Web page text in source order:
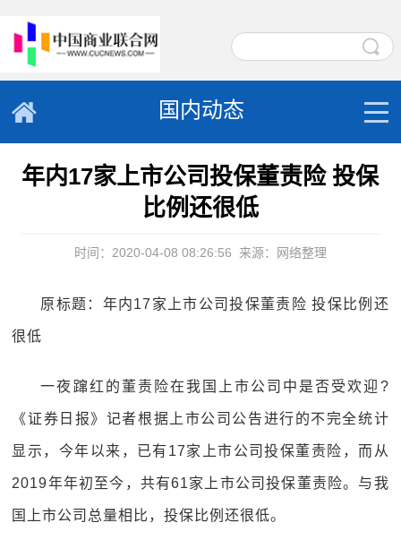
国内动态
年内17家上市公司投保董责险 投保
比例还很低
时间：2020-04-08 08:26:56 来源：网络整理
原标题：年内17家上市公司投保董责险 投保比例还
很低
一夜蹿红的董责险在我国上市公司中是否受欢迎?
《证券日报》记者根据上市公司公告进行的不完全统计
显示，今年以来，已有17家上市公司投保董责险，而从
2019年年初至今，共有61家上市公司投保董责险。与我
国上市公司总量相比，投保比例还很低。